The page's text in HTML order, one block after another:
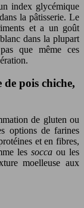
index glycémique
la pâtisserie. Le
et a un goût
dans la plupart
que même ces
pois chiche,
de gluten ou
options de farines
et en fibres,
les socca ou les
moelleuse aux